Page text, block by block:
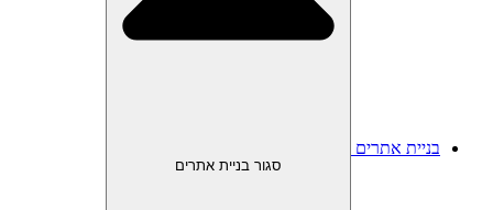
בניית אתרים
סגור בניית אתרים